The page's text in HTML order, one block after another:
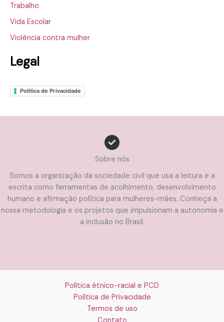
Trabalho
Vida Escolar
Violência contra mulher
Legal
Política de Privacidade
Sobre nós
Somos a organização da sociedade civil que usa a leitura e a
escrita como ferramentas de acolhimento, desenvolvimento
humano e afirmação política para mulheres-mães. Conheça a
nossa metodologia e os projetos que impulsionam a autonomia e
a inclusão no Brasil.
Política étnico-racial e PCD
Política de Privacidade
Termos de uso